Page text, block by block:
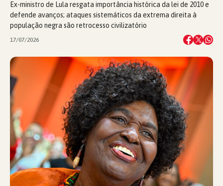
Ex-ministro de Lula resgata importância histórica da lei de 2010 e
defende avanços; ataques sistemáticos da extrema direita à
população negra são retrocesso civilizatório
17/07/2026